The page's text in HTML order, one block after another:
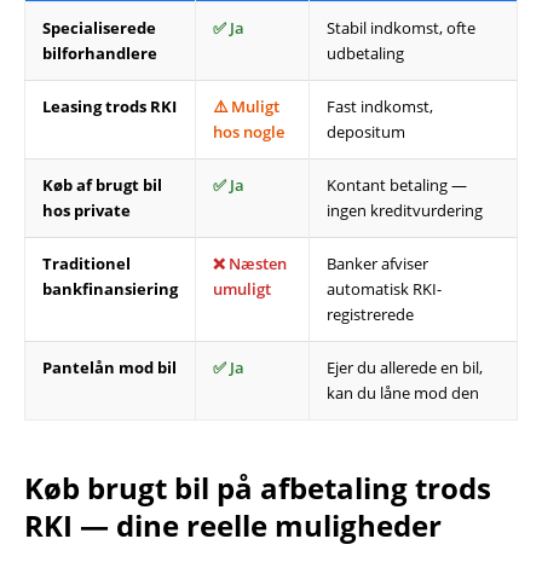
Specialiserede
bilforhandlere
✅ Ja
Stabil indkomst, ofte
udbetaling
Leasing trods RKI
⚠️ Muligt
hos nogle
Fast indkomst,
depositum
Køb af brugt bil
hos private
✅ Ja
Kontant betaling —
ingen kreditvurdering
Traditionel
bankfinansiering
❌ Næsten
umuligt
Banker afviser
automatisk RKI-
registrerede
Pantelån mod bil ✅ Ja
Ejer du allerede en bil,
kan du låne mod den
Køb brugt bil på afbetaling trods
RKI — dine reelle muligheder